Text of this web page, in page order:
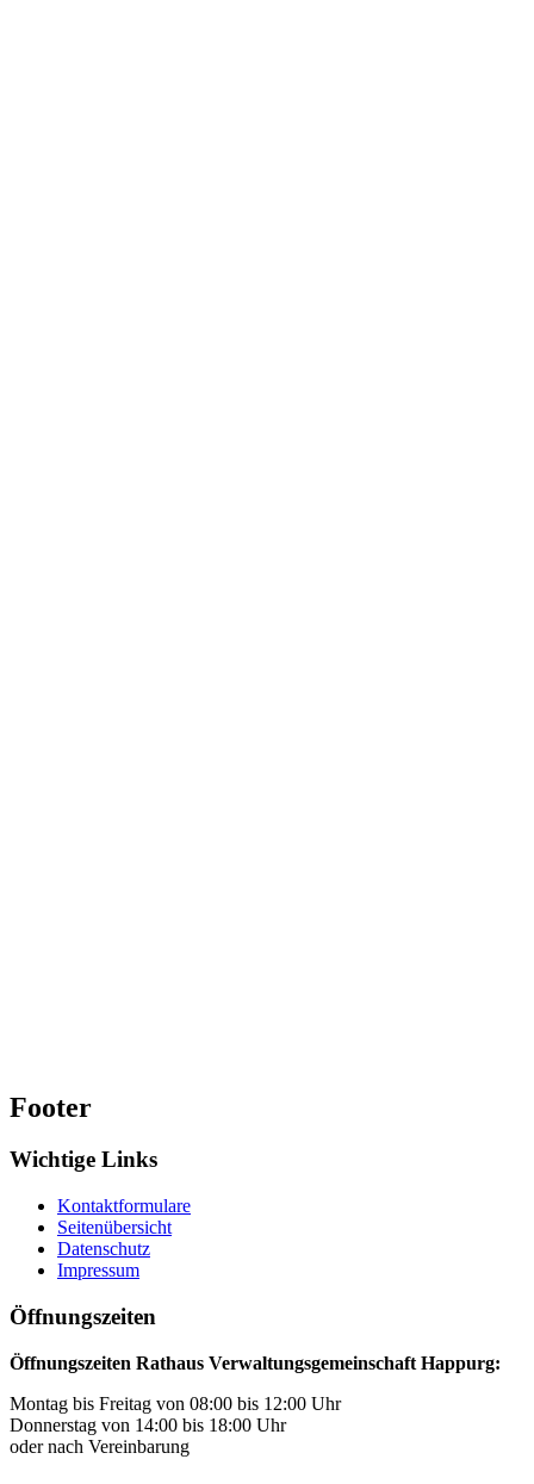
Footer
Wichtige Links
Kontaktformulare
Seitenübersicht
Datenschutz
Impressum
Öffnungszeiten
Öffnungszeiten Rathaus Verwaltungsgemeinschaft Happurg:
Montag bis Freitag von 08:00 bis 12:00 Uhr
Donnerstag von 14:00 bis 18:00 Uhr
oder nach Vereinbarung